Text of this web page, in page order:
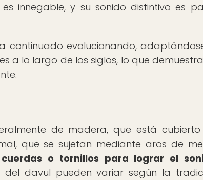
innegable, y su sonido distintivo es
continuado evolucionando,
a lo largo de los siglos, lo que
de madera, que está
que se sujetan mediante aros de
o tornillos para lograr el
davul pueden variar según la